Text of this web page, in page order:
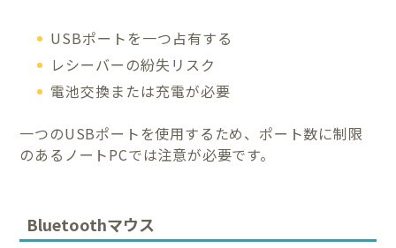
USBポートを一つ占有する
レシーバーの紛失リスク
電池交換または充電が必要
一つのUSBポートを使用するため、ポート数に制限
のあるノートPCでは注意が必要です。
Bluetoothマウス